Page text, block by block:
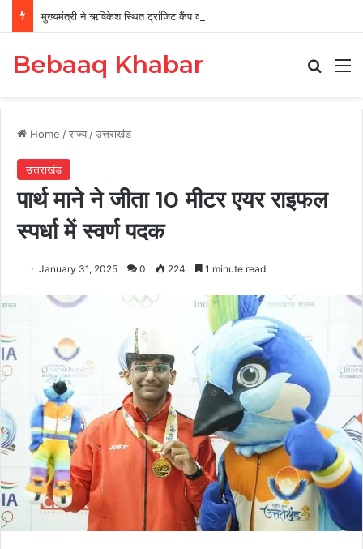
मुख्यमंत्री ने ऋषिकेश स्थित ट्रांजिट कैंप का किया औचक निरीक्षण
Bebaaq Khabar
Home /राज्य /उत्तराखंड
उत्तराखंड
पार्थ माने ने जीता 10 मीटर एयर राइफल
स्पर्धा में स्वर्ण पदक
January 31, 2025 0 224 1 minute read